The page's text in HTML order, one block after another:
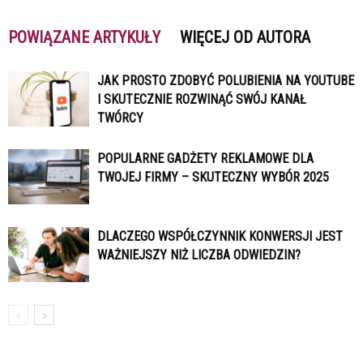
POWIĄZANE ARTYKUŁY WIĘCEJ OD AUTORA
JAK PROSTO ZDOBYĆ POLUBIENIA NA YOUTUBE
I SKUTECZNIE ROZWINĄĆ SWÓJ KANAŁ
TWÓRCY
POPULARNE GADŻETY REKLAMOWE DLA
TWOJEJ FIRMY – SKUTECZNY WYBÓR 2025
DLACZEGO WSPÓŁCZYNNIK KONWERSJI JEST
WAŻNIEJSZY NIŻ LICZBA ODWIEDZIN?